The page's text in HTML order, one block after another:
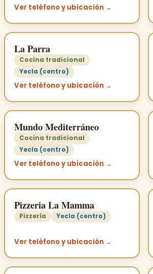
Ver teléfono y ubicación →
La Parra
Cocina tradicional
Yecla (centro)
Ver teléfono y ubicación →
Mundo Mediterráneo
Cocina tradicional
Yecla (centro)
Ver teléfono y ubicación →
Pizzeria La Mamma
Pizzería Yecla (centro)
Ver teléfono y ubicación →